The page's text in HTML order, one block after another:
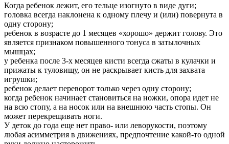
Когда ребенок лежит, его тельце изогнуто в виде дуги;
головка всегда наклонена к одному плечу и (или) повернута в
одну сторону;
ребенок в возрасте до 1 месяцев «хорошо» держит голову. Это
является признаком повышенного тонуса в затылочных
мышцах;
у ребенка после 3-х месяцев кисти всегда сжаты в кулачки и
прижаты к туловищу, он не раскрывает кисть для захвата
игрушки;
ребенок делает переворот только через одну сторону;
когда ребенок начинает становиться на ножки, опора идет не
на всю стопу, а на носок или на внешнюю часть стопы. Он
может перекрещивать ноги.
У деток до года еще нет право- или леворукости, поэтому
любая асимметрия в движениях, предпочтение какой-то одной